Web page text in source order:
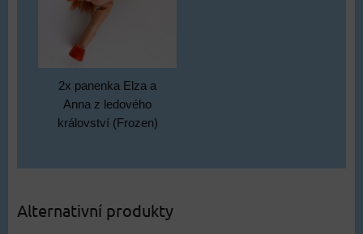
2x panenka Elza a
Anna z ledového
království (Frozen)
Alternativní produkty